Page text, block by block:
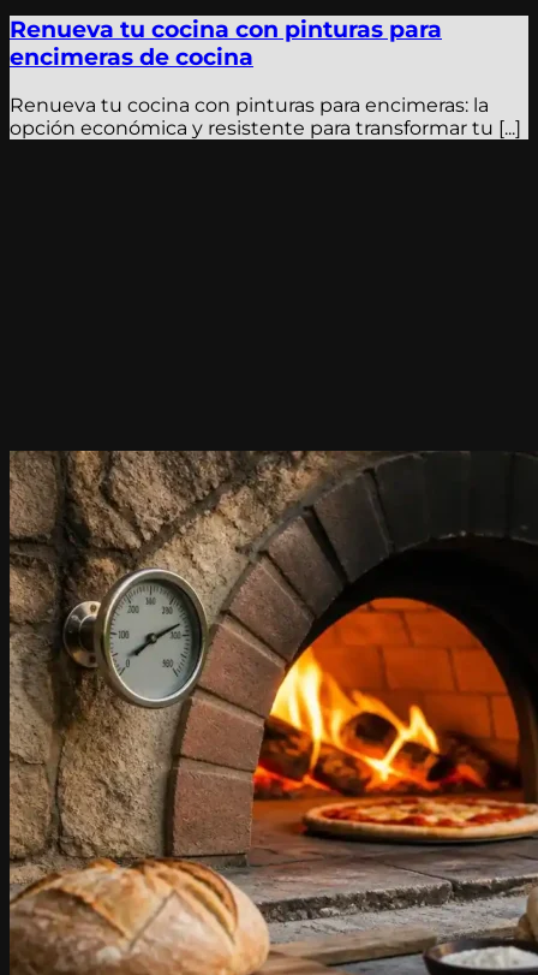
Renueva tu cocina con pinturas para
encimeras de cocina
Renueva tu cocina con pinturas para encimeras: la
opción económica y resistente para transformar tu [...]